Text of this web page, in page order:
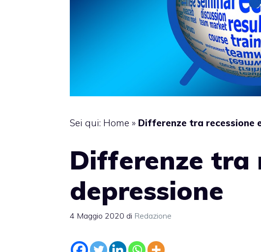
Sei qui: Home » Differenze tra recessione
Differenze tra
depressione
4 Maggio 2020 di Redazione